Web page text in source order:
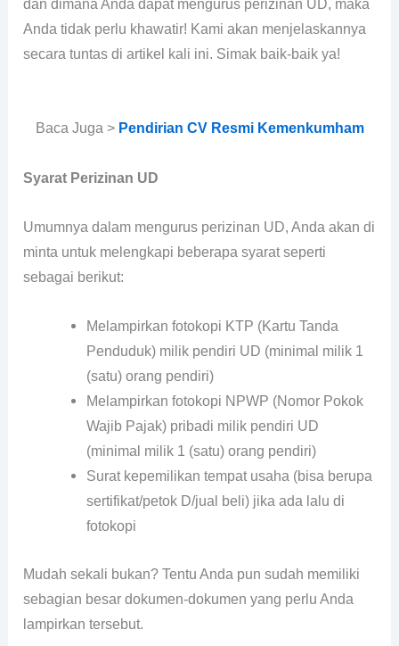
dan dimana Anda dapat mengurus perizinan UD, maka
Anda tidak perlu khawatir! Kami akan menjelaskannya
secara tuntas di artikel kali ini. Simak baik-baik ya!
Baca Juga > Pendirian CV Resmi Kemenkumham
Syarat Perizinan UD
Umumnya dalam mengurus perizinan UD, Anda akan di
minta untuk melengkapi beberapa syarat seperti
sebagai berikut:
Melampirkan fotokopi KTP (Kartu Tanda
Penduduk) milik pendiri UD (minimal milik 1
(satu) orang pendiri)
Melampirkan fotokopi NPWP (Nomor Pokok
Wajib Pajak) pribadi milik pendiri UD
(minimal milik 1 (satu) orang pendiri)
Surat kepemilikan tempat usaha (bisa berupa
sertifikat/petok D/jual beli) jika ada lalu di
fotokopi
Mudah sekali bukan? Tentu Anda pun sudah memiliki
sebagian besar dokumen-dokumen yang perlu Anda
lampirkan tersebut.